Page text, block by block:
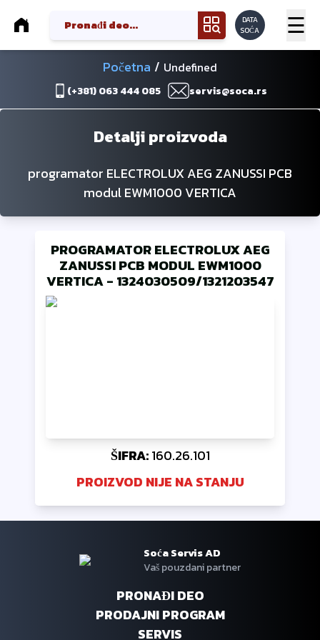
DATA
SOĆA
☰
Početna / Undefined
(+381) 063 444 085 servis@soca.rs
Detalji proizvoda
programator ELECTROLUX AEG ZANUSSI PCB
modul EWM1000 VERTICA
PROGRAMATOR ELECTROLUX AEG
ZANUSSI PCB MODUL EWM1000
VERTICA- 1324030509/1321203547
ŠIFRA: 160.26.101
PROIZVOD NIJE NA STANJU
Soća Servis AD
Vaš pouzdani partner
PRONAĐI DEO
PRODAJNI PROGRAM
SERVIS